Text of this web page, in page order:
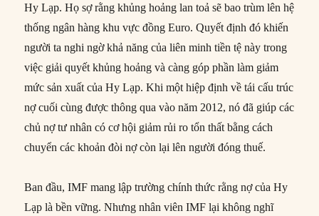
Hy Lạp. Họ sợ rằng khủng hoảng lan toả sẽ bao trùm lên hệ
thống ngân hàng khu vực đồng Euro. Quyết định đó khiến
người ta nghi ngờ khả năng của liên minh tiền tệ này trong
việc giải quyết khủng hoảng và càng góp phần làm giảm
mức sản xuất của Hy Lạp. Khi một hiệp định về tái cấu trúc
nợ cuối cùng được thông qua vào năm 2012, nó đã giúp các
chủ nợ tư nhân có cơ hội giảm rủi ro tổn thất bằng cách
chuyển các khoản đòi nợ còn lại lên người đóng thuế.
Ban đầu, IMF mang lập trường chính thức rằng nợ của Hy
Lạp là bền vững. Nhưng nhân viên IMF lại không nghĩ